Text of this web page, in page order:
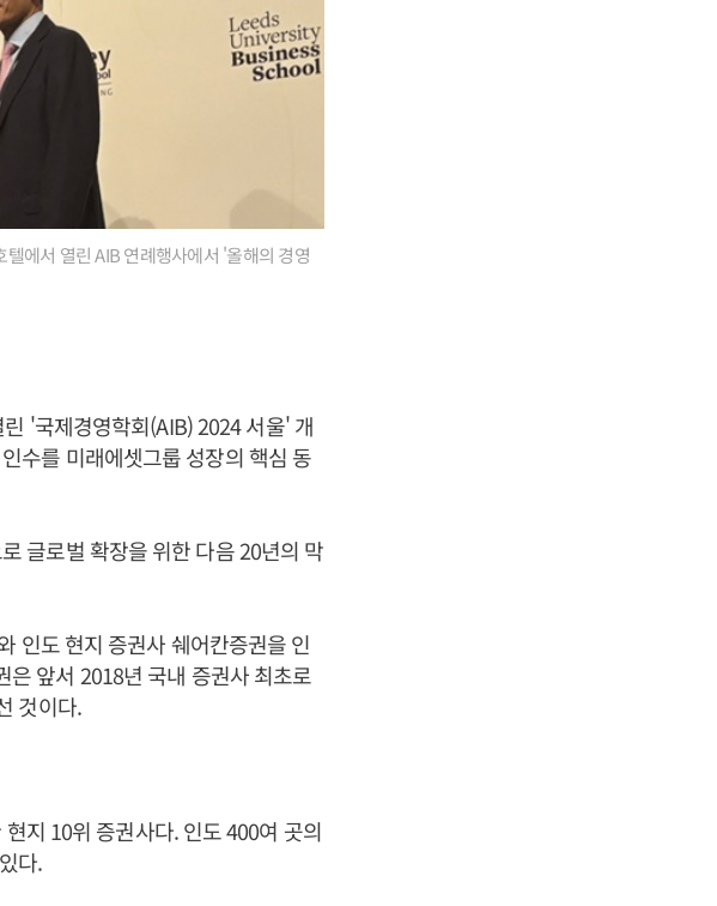
에서 열린 AIB 연례행사에서 '올해의 경영
'국제경영학회(AIB) 2024 서울' 개
수를 미래에셋그룹 성장의 핵심 동
글로벌 확장을 위한 다음 20년의 막
인도 현지 증권사 쉐어칸증권을 인
앞서 2018년 국내 증권사 최초로
것이다.
지 10위 증권사다. 인도 400여 곳의
다.